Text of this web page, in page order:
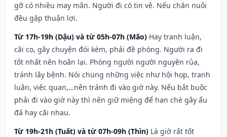
gỡ có nhiều may mắn. Người đi có tin về. Nếu chăn nuôi
đều gặp thuận lợi.
Từ 17h-19h (Dậu) và từ 05h-07h (Mão) Hay tranh luận,
cãi cọ, gây chuyện đói kém, phải đề phòng. Người ra đi
tốt nhất nên hoãn lại. Phòng người người nguyền rủa,
tránh lây bệnh. Nói chung những việc như hội họp, tranh
luận, việc quan,…nên tránh đi vào giờ này. Nếu bắt buộc
phải đi vào giờ này thì nên giữ miệng để hạn ché gây ẩu
đả hay cãi nhau.
Từ 19h-21h (Tuất) và từ 07h-09h (Thìn) Là giờ rất tốt